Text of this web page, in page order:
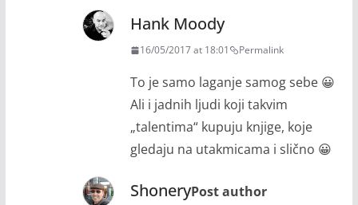
Hank Moody
16/05/2017 at 18:01 Permalink
To je samo laganje samog sebe 😀
Ali i jadnih ljudi koji takvim
„talentima“ kupuju knjige, koje
gledaju na utakmicama i slično 😀
ShoneryPost author